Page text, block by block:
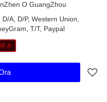
O GuangZhou
D/A, D/P, Western Union,
T/T, Paypal